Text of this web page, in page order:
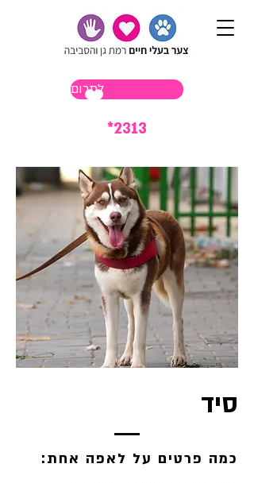
לתרום
*2313
סיד
:כמה פרטים על לאפה אחת